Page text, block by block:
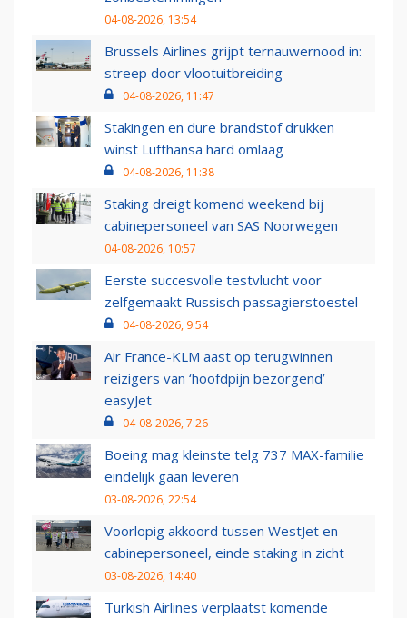
04-08-2026, 13:54
Brussels Airlines grijpt ternauwernood in:
streep door vlootuitbreiding
04-08-2026, 11:47
Stakingen en dure brandstof drukken
winst Lufthansa hard omlaag
04-08-2026, 11:38
Staking dreigt komend weekend bij
cabinepersoneel van SAS Noorwegen
04-08-2026, 10:57
Eerste succesvolle testvlucht voor
zelfgemaakt Russisch passagierstoestel
04-08-2026, 9:54
Air France-KLM aast op terugwinnen
reizigers van ‘hoofdpijn bezorgend’
easyJet
04-08-2026, 7:26
Boeing mag kleinste telg 737 MAX-familie
eindelijk gaan leveren
03-08-2026, 22:54
Voorlopig akkoord tussen WestJet en
cabinepersoneel, einde staking in zicht
03-08-2026, 14:40
Turkish Airlines verplaatst komende